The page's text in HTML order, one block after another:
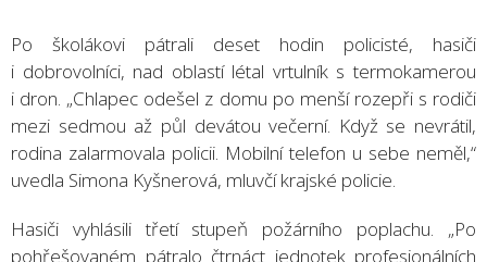
Po školákovi pátrali deset hodin policisté, hasiči
i dobrovolníci, nad oblastí létal vrtulník s termokamerou
i dron. „Chlapec odešel z domu po menší rozepři s rodiči
mezi sedmou až půl devátou večerní. Když se nevrátil,
rodina zalarmovala policii. Mobilní telefon u sebe neměl,“
uvedla Simona Kyšnerová, mluvčí krajské policie.
Hasiči vyhlásili třetí stupeň požárního poplachu. „Po
pohřešovaném pátralo čtrnáct jednotek profesionálních